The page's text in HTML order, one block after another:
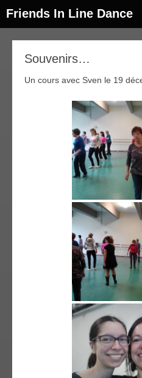
Friends In Line Dance
Souvenirs…
Un cours avec Sven le 19